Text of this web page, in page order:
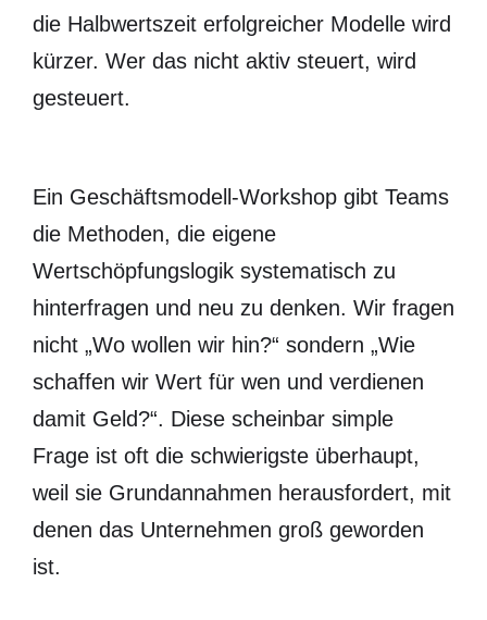
die Halbwertszeit erfolgreicher Modelle wird
kürzer. Wer das nicht aktiv steuert, wird
gesteuert.
Ein Geschäftsmodell-Workshop gibt Teams
die Methoden, die eigene
Wertschöpfungslogik systematisch zu
hinterfragen und neu zu denken. Wir fragen
nicht „Wo wollen wir hin?“ sondern „Wie
schaffen wir Wert für wen und verdienen
damit Geld?“. Diese scheinbar simple
Frage ist oft die schwierigste überhaupt,
weil sie Grundannahmen herausfordert, mit
denen das Unternehmen groß geworden
ist.